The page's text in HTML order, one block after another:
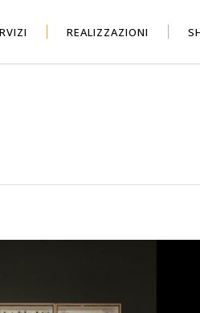
REALIZZAZIONI